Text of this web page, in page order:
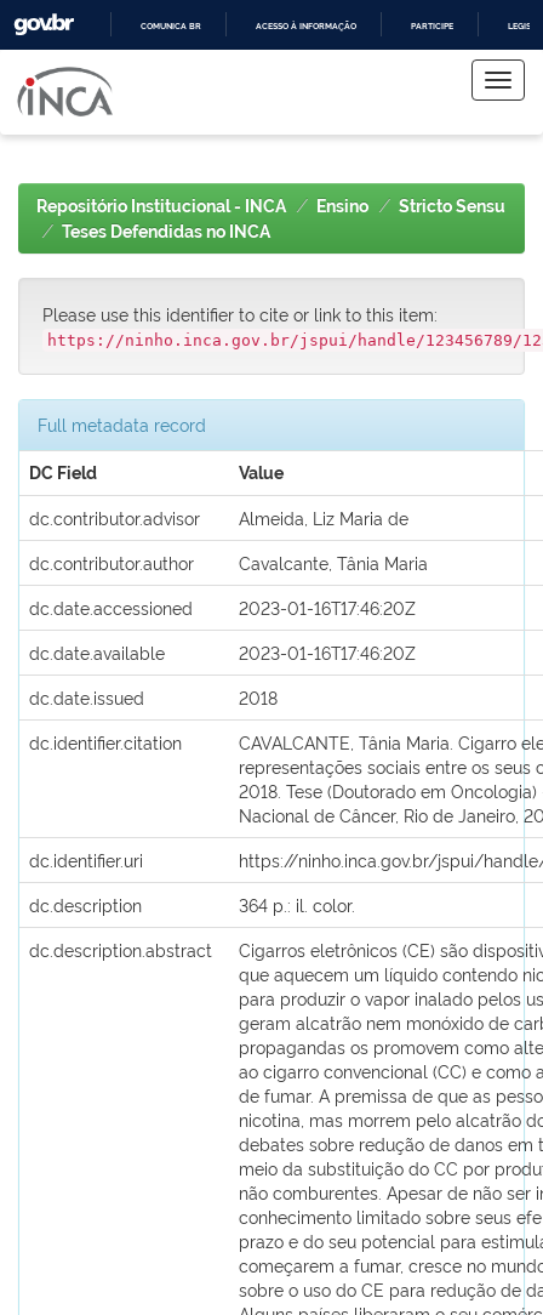
COMUNICA BR ACESSO À INFORMAÇÃO PARTICIPE
navigation
Repositório Institucional - INCA Ensino
Stricto Sensu
Teses Defendidas no INCA
Please use this identifier to cite or link to this item:
https://ninho.inca.gov.br/jspui/handle/123456789/
Full metadata record
DC Field Value
dc.contributor.advisor
Almeida, Liz Maria de
dc.contributor.author
Cavalcante, Tânia Maria
dc.date.accessioned
2023-01-16T17:46:20Z
dc.date.available
2023-01-16T17:46:20Z
dc.date.issued
2018
dc.identifier.citation
CAVALCANTE, Tânia Maria. Cigarro
representações sociais entre os seus
2018. Tese (Doutorado em
Nacional de Câncer, Rio de Janeiro,
dc.identifier.uri
https://ninho.inca.gov.br/jspui/
dc.description
364 p.: il. color.
dc.description.abstract
Cigarros eletrônicos (CE) são
que aquecem um líquido contendo
para produzir o vapor inalado pelos
geram alcatrão nem monóxido de
propagandas os promovem como
ao cigarro convencional (CC) e como
de fumar. A premissa de que as
nicotina, mas morrem pelo alcatrão
debates sobre redução de danos em
meio da substituição do CC por
não comburentes. Apesar de não ser
conhecimento limitado sobre seus
prazo e do seu potencial para
começarem a fumar, cresce no
sobre o uso do CE para redução de